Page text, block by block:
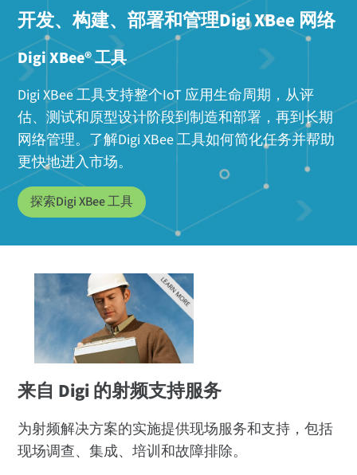
开发、构建、部署和管理Digi XBee 网络
Digi XBee® 工具
Digi XBee 工具支持整个IoT 应用生命周期，从评
估、测试和原型设计阶段到制造和部署，再到长期
网络管理。了解Digi XBee 工具如何简化任务并帮助
更快地进入市场。
探索Digi XBee 工具
来自 Digi 的射频支持服务
为射频解决方案的实施提供现场服务和支持，包括
现场调查、集成、培训和故障排除。